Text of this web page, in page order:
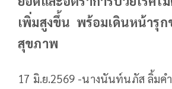
เพิ่มสูงขึ้น พร้อมเดินหน้ารุ
สุขภาพ
17 มิ.ย.2569 -นางนันท์นภัส ลิ้มค